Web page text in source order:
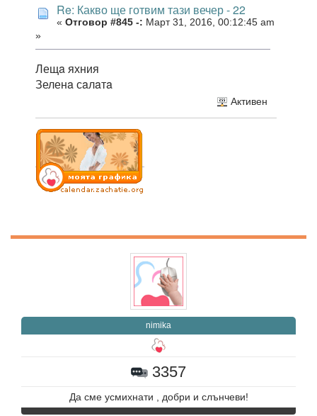
Re: Какво ще готвим тази вечер - 22
« Отговор #845 -: Март 31, 2016, 00:12:45 am
»
Лещa яхния
Зеленa сaлaтa
Активен
nimika
3357
Да сме усмихнати , добри и слънчеви!